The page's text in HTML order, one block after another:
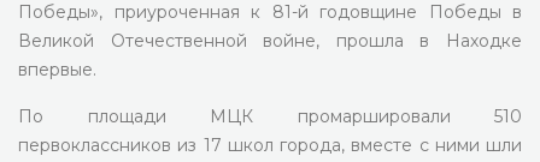
Победы», приуроченная к 81-й годовщине Победы в
Великой Отечественной войне, прошла в Находке
впервые.
По площади МЦК промаршировали 510
первоклассников из 17 школ города, вместе с ними шли